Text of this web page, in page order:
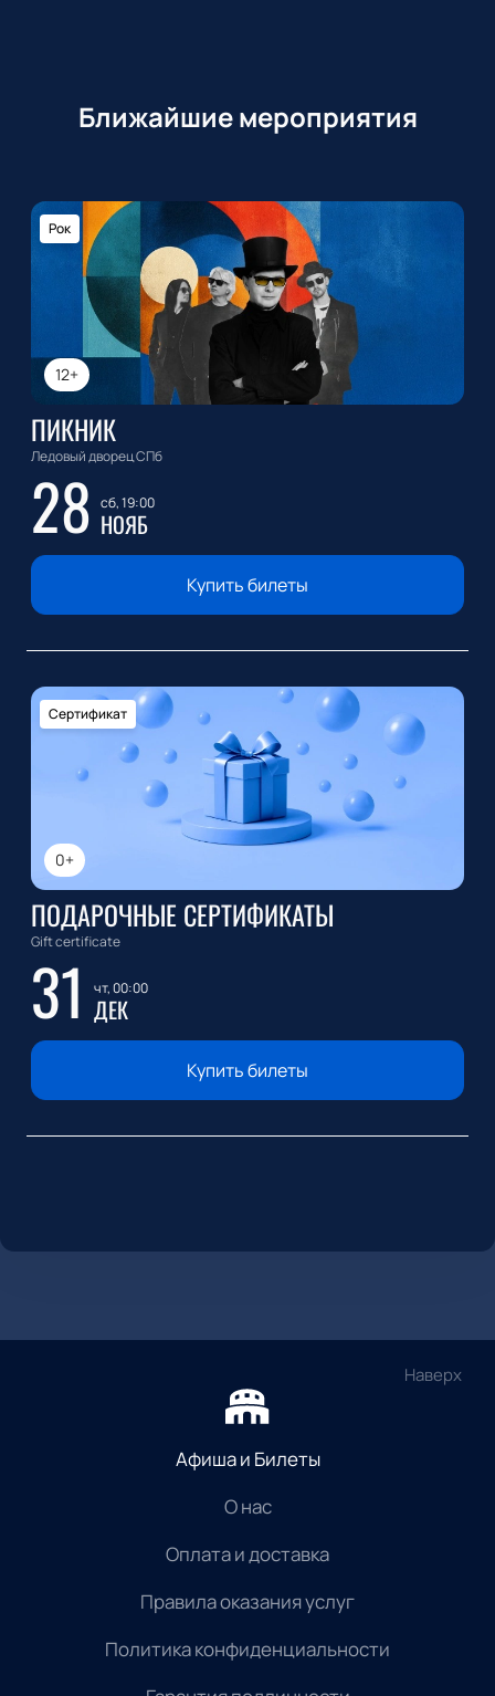
Ближайшие мероприятия
12+
Рок
ПИКНИК
Ледовый дворец СПб
28 сб, 19:00
НОЯБ
Купить билеты
0+
Сертификат
ПОДАРОЧНЫЕ СЕРТИФИКАТЫ
Gift certificate
31 чт, 00:00
ДЕК
Купить билеты
Наверх
Афиша и Билеты
О нас
Оплата и доставка
Правила оказания услуг
Политика конфиденциальности